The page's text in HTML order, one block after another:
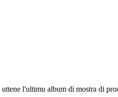
l'ultimu album di mostra di